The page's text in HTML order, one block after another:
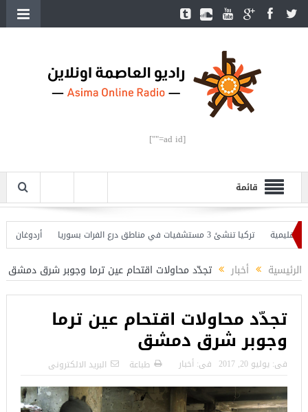
[ad id=""]
قائمة
تركيا تنشئ 3 مستشفيات في مناطق درع الفرات بسوريا
أردوغان يفتتح
الرئيسية أخبار تجدّد محاولات اقتحام عين ترما وجوبر شرق دمشق
تجدّد محاولات اقتحام عين ترما
وجوبر شرق دمشق
فى: يوليو 20, 2017 فى: أخبار طباعة البريد الالكترونى